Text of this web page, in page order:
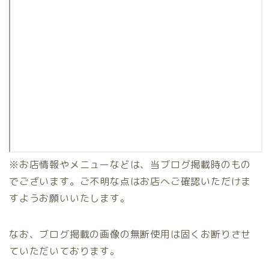
※お店情報やメニューなどは、当ブログ掲載時のもの
でございます。ご不明な点はお店へご確認いただけま
すようお願いいたします。
なお、ブログ掲載の画像の無断使用は固くお断りさせ
ていただいております。